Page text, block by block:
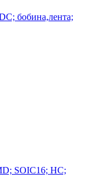
бобина,лента;
SOIC16; HC;